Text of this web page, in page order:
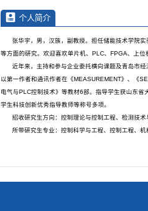
个人简介
张华宇，男，汉族，副教授。担任储能技术学院
等方面的研究。欢迎喜欢单片机、PLC、FPGA、上
近年来，主持和参与企业委托横向课题及青岛市
以第一作者和通讯作者在《MEASUREMENT》、《
电气与PLC控制技术》等教材6部。指导学生获山东
学生科技创新优秀指导教师等称号多项。
招收研究生方向：控制理论与控制工程、检测技
所带研究生专业：控制科学与工程、控制工程、机